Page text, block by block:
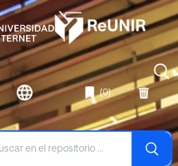
(0)